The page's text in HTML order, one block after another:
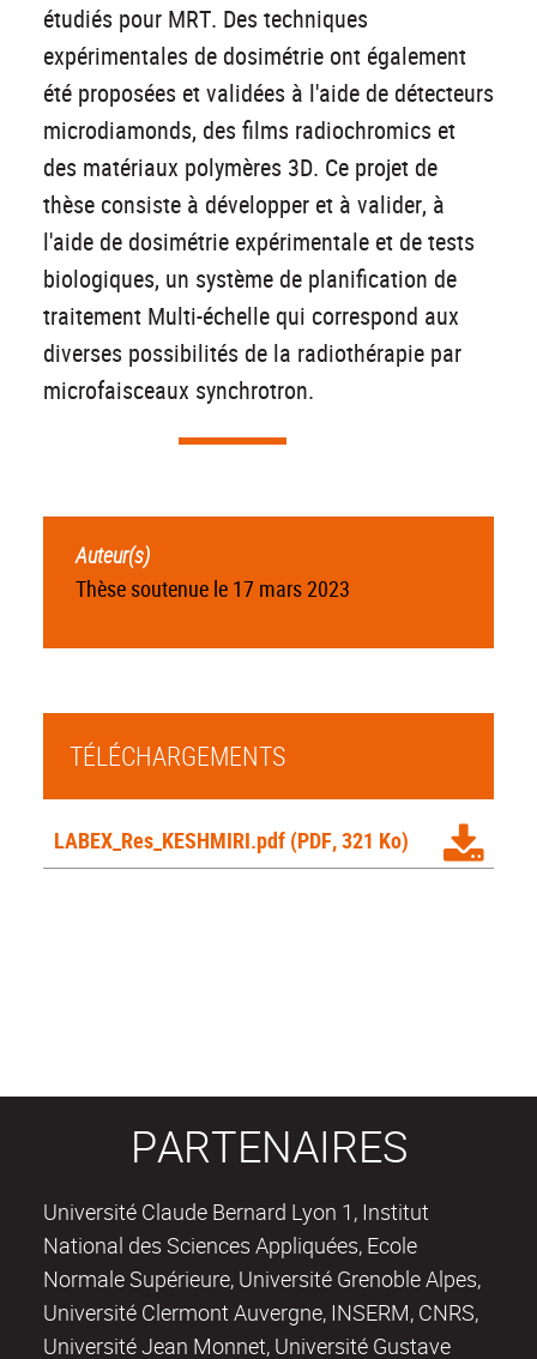
étudiés pour MRT. Des techniques
expérimentales de dosimétrie ont également
été proposées et validées à l'aide de détecteurs
microdiamonds, des films radiochromics et
des matériaux polymères 3D. Ce projet de
thèse consiste à développer et à valider, à
l'aide de dosimétrie expérimentale et de tests
biologiques, un système de planification de
traitement Multi-échelle qui correspond aux
diverses possibilités de la radiothérapie par
microfaisceaux synchrotron.
Auteur(s)
Thèse soutenue le 17 mars 2023
TÉLÉCHARGEMENTS
LABEX_Res_KESHMIRI.pdf (PDF, 321 Ko)
PARTENAIRES
Université Claude Bernard Lyon 1, Institut
National des Sciences Appliquées, Ecole
Normale Supérieure, Université Grenoble Alpes,
Université Clermont Auvergne, INSERM, CNRS,
Université Jean Monnet, Université Gustave